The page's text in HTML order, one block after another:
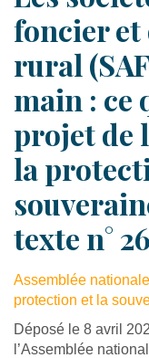
foncier et
rural
main : ce
projet de
la
texte n°
Assemblée
protection et la
Déposé le 8 avril
l’Assemblée